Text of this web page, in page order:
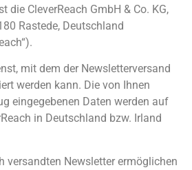
die CleverReach GmbH & Co. KG,
Rastede, Deutschland
mit dem der Newsletterversand
werden kann. Die von Ihnen
eingegebenen Daten werden auf
in Deutschland bzw. Irland
versandten Newsletter ermöglichen